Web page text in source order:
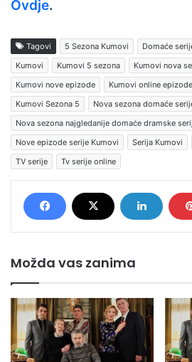
Ovdje.
Tagovi 5 Sezona Kumovi Domaće
Kumovi
Kumovi 5 sezona
Kumovi nova
Kumovi nove epizode
Kumovi online epizode
Kumovi Sezona 5
Nova sezona domaće
Nova sezona najgledanije domaće dramske
Nove epizode serije Kumovi
Serija Kumovi
TV serije
Tv serije online
Možda vas zanima